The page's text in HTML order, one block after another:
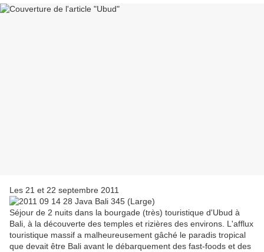
Les 21 et 22 septembre 2011
Séjour de 2 nuits dans la bourgade (très) touristique d'Ubud à
Bali, à la découverte des temples et rizières des environs. L'afflux
touristique massif a malheureusement gâché le paradis tropical
que devait être Bali avant le débarquement des fast-foods et des